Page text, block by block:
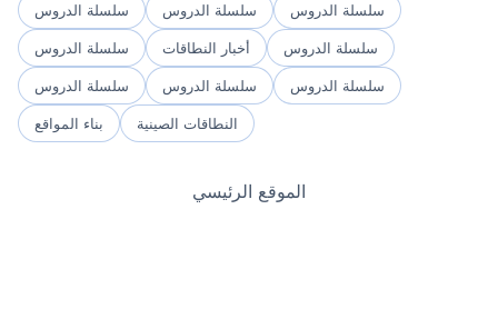
سلسلة الدروس سلسلة الدروس سلسلة الدروس
سلسلة الدروس أخبار النطاقات سلسلة الدروس
سلسلة الدروس سلسلة الدروس سلسلة الدروس
بناء المواقع النطاقات الصينية
الموقع الرئيسي